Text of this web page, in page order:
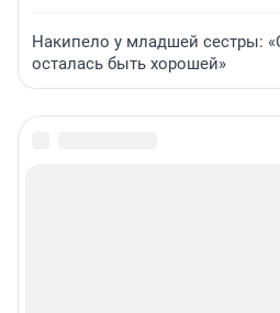
Накипело у младшей сестры:
осталась быть хорошей»